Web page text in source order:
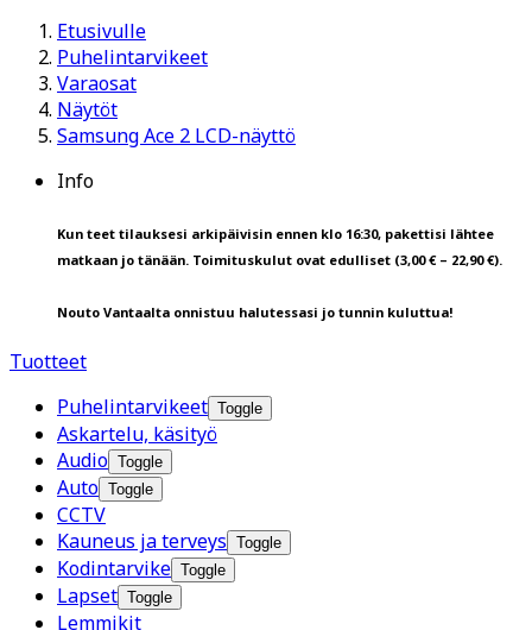
Etusivulle
Puhelintarvikeet
Varaosat
Näytöt
Samsung Ace 2 LCD-näyttö
Info
Kun teet tilauksesi arkipäivisin ennen klo 16:30, pakettisi lähtee
matkaan jo tänään. Toimituskulut ovat edulliset (3,00 € – 22,90 €).
Nouto Vantaalta onnistuu halutessasi jo tunnin kuluttua!
Tuotteet
Puhelintarvikeet Toggle
Askartelu, käsityö
Audio Toggle
Auto Toggle
CCTV
Kauneus ja terveys Toggle
Kodintarvike Toggle
Lapset Toggle
Lemmikit